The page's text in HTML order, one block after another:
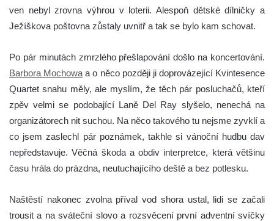
ven nebyl zrovna výhrou v loterii. Alespoň dětské dílničky a
Ježíškova poštovna zůstaly uvnitř a tak se bylo kam schovat.
Po pár minutách zmrzlého přešlapování došlo na koncertování.
Barbora Mochowa a o něco později ji doprovázející Kvintesence
Quartet snahu měly, ale myslím, že těch pár posluchačů, kteří
zpěv velmi se podobající Laně Del Ray slyšelo, nenechá na
organizátorech nit suchou. Na něco takového tu nejsme zyvklí a
co jsem zaslechl pár poznámek, takhle si vánoční hudbu dav
nepředstavuje. Věčná škoda a obdiv interpretce, která většinu
času hrála do prázdna, neutuchajícího deště a bez potlesku.
Naštěstí nakonec zvolna příval vod shora ustal, lidi se začali
trousit a na sváteční slovo a rozsvěcení první adventní svíčky